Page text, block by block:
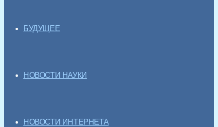
БУДУЩЕЕ
НОВОСТИ НАУКИ
НОВОСТИ ИНТЕРНЕТА